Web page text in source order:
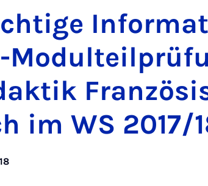
im WS 2017/